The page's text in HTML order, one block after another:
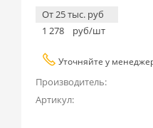
От 25 тыс. руб
1 278
руб/шт
Уточняйте у
Производитель:
Артикул: